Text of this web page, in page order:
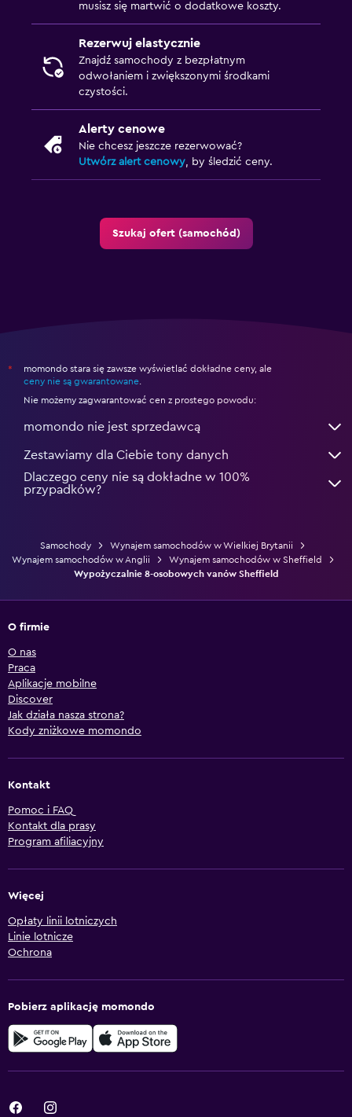
musisz się martwić o dodatkowe koszty.
Rezerwuj elastycznie
Znajdź samochody z bezpłatnym
odwołaniem i zwiększonymi środkami
czystości.
Alerty cenowe
Nie chcesz jeszcze rezerwować?
Utwórz alert cenowy, by śledzić ceny.
Szukaj ofert (samochód)
*
momondo stara się zawsze wyświetlać dokładne ceny, ale
ceny nie są gwarantowane.
Nie możemy zagwarantować cen z prostego powodu:
momondo nie jest sprzedawcą
Zestawiamy dla Ciebie tony danych
Dlaczego ceny nie są dokładne w 100%
przypadków?
Samochody
Wynajem samochodów w Wielkiej Brytanii
Wynajem samochodów w Anglii
Wynajem samochodów w Sheffield
Wypożyczalnie 8-osobowych vanów Sheffield
O firmie
O nas
Praca
Aplikacje mobilne
Discover
Jak działa nasza strona?
Kody zniżkowe momondo
Kontakt
Pomoc i FAQ
Kontakt dla prasy
Program afiliacyjny
Więcej
Opłaty linii lotniczych
Linie lotnicze
Ochrona
Pobierz aplikację momondo